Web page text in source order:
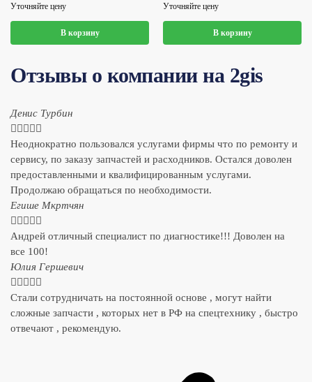
Уточняйте цену
В корзину
Уточняйте цену
В корзину
Отзывы о компании на 2gis
Денис Турбин
    
Неоднократно пользовался услугами фирмы что по ремонту и
сервису, по заказу запчастей и расходников. Остался доволен
предоставленными и квалифицированным услугами.
Продолжаю обращаться по необходимости.
​Егише Мкртчян
    
Андрей отличный специалист по диагностике!!! Доволен на
все 100!
​Юлия Гершевич
    
Стали сотрудничать на постоянной основе , могут найти
сложные запчасти , которых нет в РФ на спецтехнику , быстро
отвечают , рекомендую.